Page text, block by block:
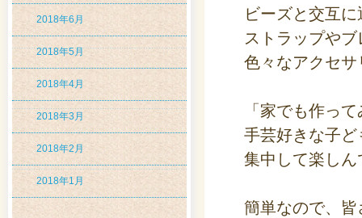
2018年6月
2018年5月
2018年4月
2018年3月
2018年2月
2018年1月
ビーズと交互
ストラップや
色々なアクセ
「家でも作っ
手芸好きな子ど
集中して楽し
簡単なので、